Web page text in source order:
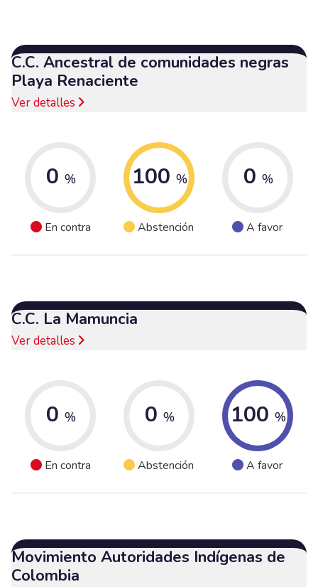
C.C. Ancestral de comunidades negras
Playa Renaciente
Ver detalles
0 %
En contra
100 %
Abstención
0 %
A favor
C.C. La Mamuncia
Ver detalles
0 %
En contra
0 %
Abstención
100 %
A favor
Movimiento Autoridades Indígenas de
Colombia